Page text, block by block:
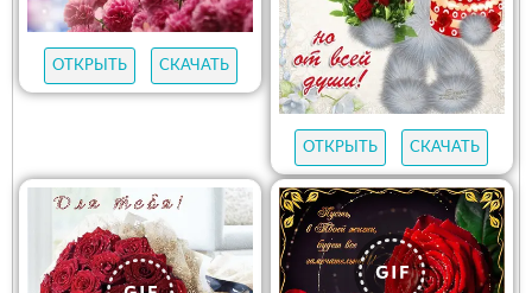
ОТКРЫТЬ СКАЧАТЬ
ОТКРЫТЬ СКАЧАТЬ